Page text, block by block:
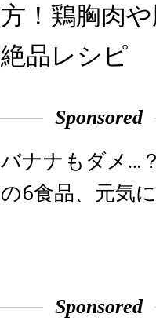
方！鶏胸肉
絶品レシピ
Sponsored
バナナもダメ…
の6食品、元気
Sponsored